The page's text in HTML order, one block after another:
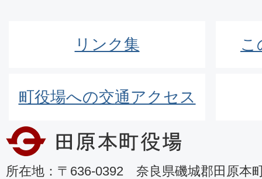
リンク集 こ
町役場への交通アクセス
所在地：〒636-0392 奈良県磯城郡田原本